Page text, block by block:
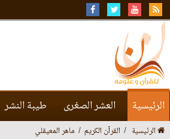
الرئيسية العشر الصغرى طيبة النشر
الرئيسية القرآن الكريم ماهر المعيقلي